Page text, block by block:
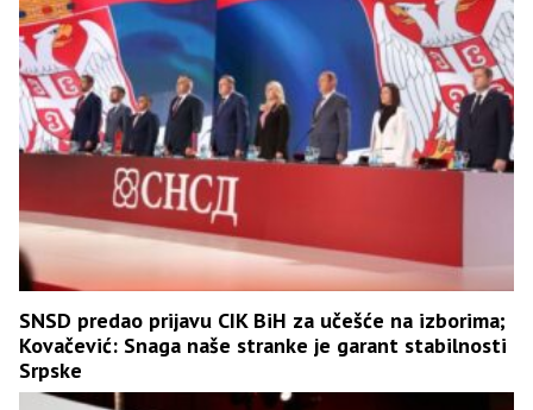
SNSD predao prijavu CIK BiH za učešće na izborima;
Kovačević: Snaga naše stranke je garant stabilnosti
Srpske